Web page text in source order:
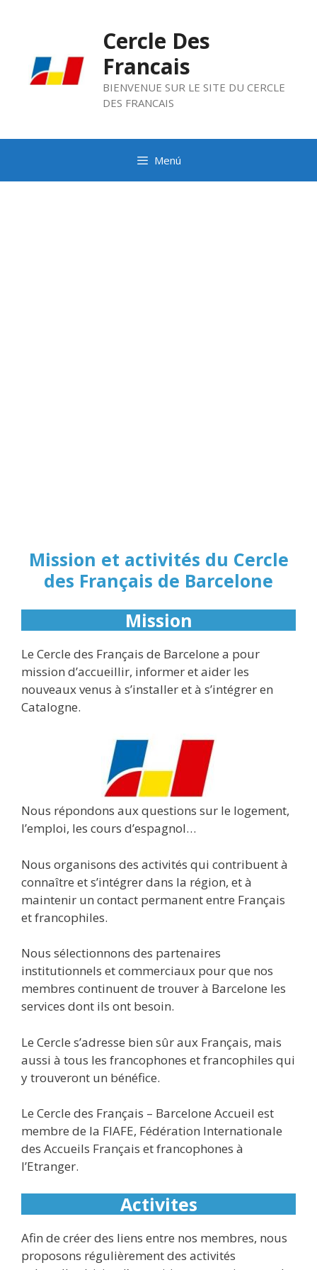
Cercle Des
Francais
BIENVENUE SUR LE SITE DU CERCLE
DES FRANCAIS
Menú
Mission et activités du Cercle
des Français de Barcelone
Mission
Le Cercle des Français de Barcelone a pour
mission d’accueillir, informer et aider les
nouveaux venus à s’installer et à s’intégrer en
Catalogne.
Nous répondons aux questions sur le logement,
l’emploi, les cours d’espagnol…
Nous organisons des activités qui contribuent à
connaître et s’intégrer dans la région, et à
maintenir un contact permanent entre Français
et francophiles.
Nous sélectionnons des partenaires
institutionnels et commerciaux pour que nos
membres continuent de trouver à Barcelone les
services dont ils ont besoin.
Le Cercle s’adresse bien sûr aux Français, mais
aussi à tous les francophones et francophiles qui
y trouveront un bénéfice.
Le Cercle des Français – Barcelone Accueil est
membre de la FIAFE, Fédération Internationale
des Accueils Français et francophones à
l’Etranger.
Activites
Afin de créer des liens entre nos membres, nous
proposons régulièrement des activités